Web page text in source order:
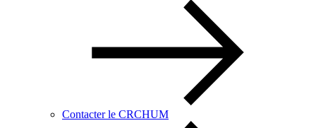
Contacter le CRCHUM